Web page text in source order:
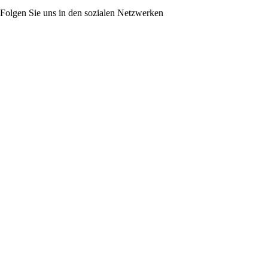
Folgen Sie uns in den sozialen Netzwerken